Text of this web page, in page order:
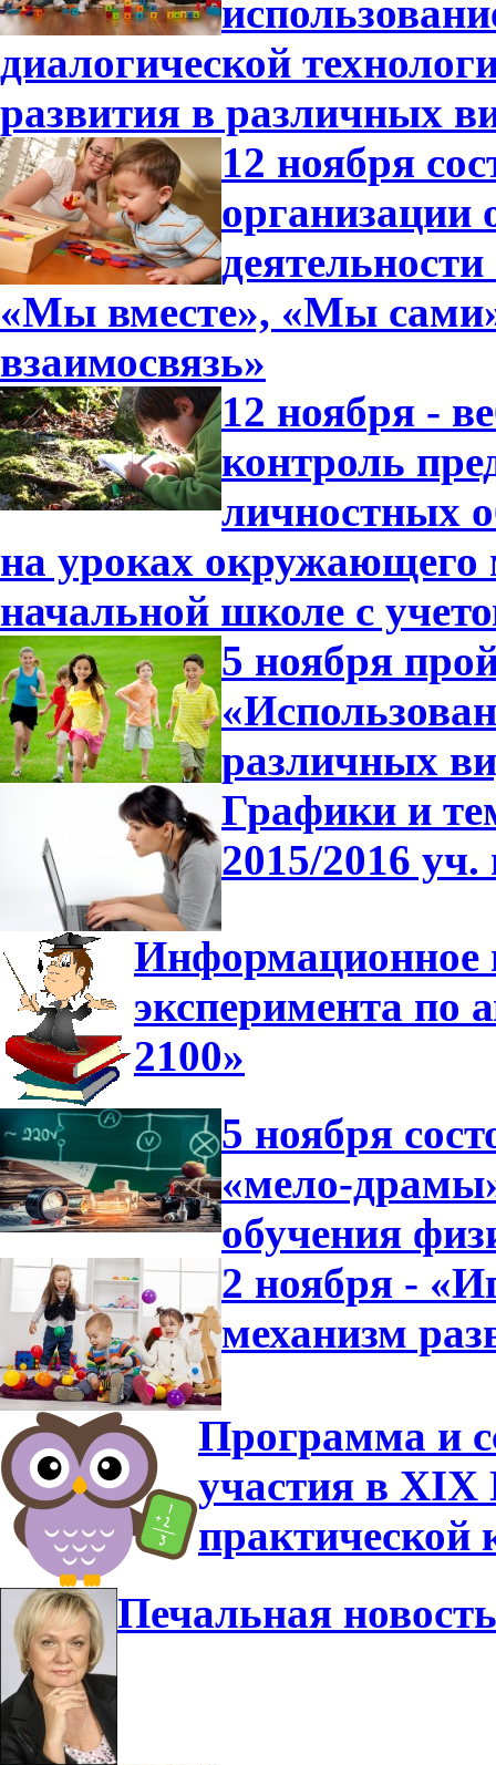
диалогической
развития в различных
12 ноября
организации
«Мы вместе», «Мы
взаимосвязь»
12 ноября -
контроль
личностных
на уроках окружающего
начальной школе с
5 ноября
различных
Графики и
2015/2016 уч.
Информационное
эксперимента по
2100»
5 ноября
«мело-
обучения
2 ноября -
механизм
Программа и
участия в XIX
практической
Печальная новость